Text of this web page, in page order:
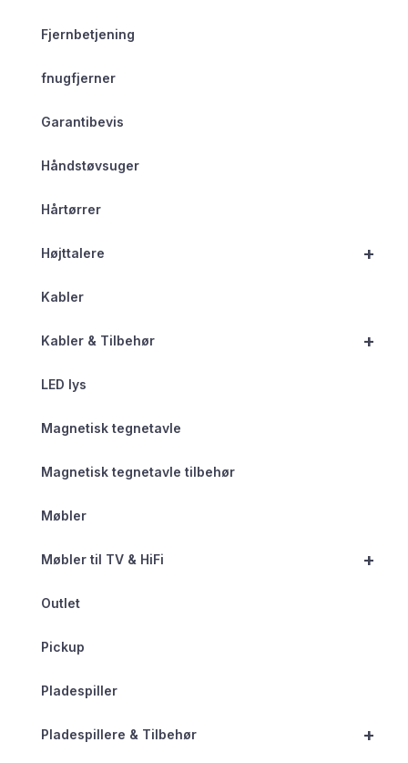
Fjernbetjening
fnugfjerner
Garantibevis
Håndstøvsuger
Hårtørrer
+
Højttalere
Kabler
+
Kabler & Tilbehør
LED lys
Magnetisk tegnetavle
Magnetisk tegnetavle tilbehør
Møbler
+
Møbler til TV & HiFi
Outlet
Pickup
Pladespiller
+
Pladespillere & Tilbehør